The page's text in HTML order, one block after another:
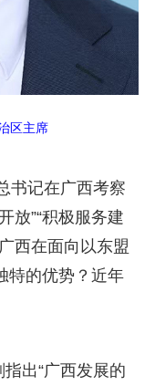
区主席
书记在广西考察
放”“积极服务建
西在面向以东盟
特的优势？近年
出“广西发展的